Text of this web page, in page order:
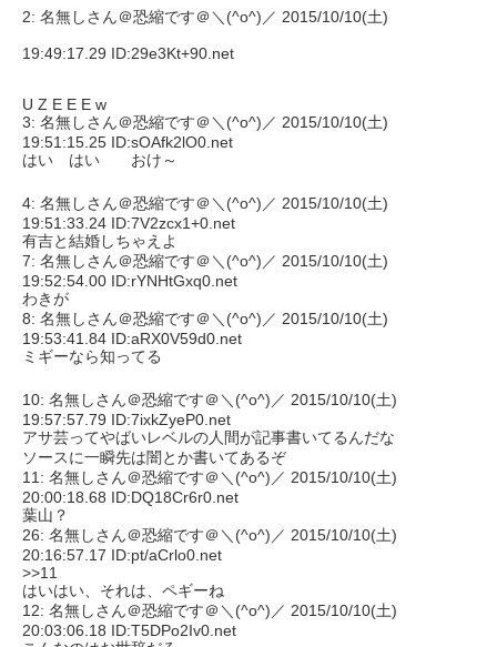
2: 名無しさん＠恐縮です＠＼(^o^)／ 2015/10/10(土)
19:49:17.29 ID:29e3Kt+90.net
U Z E E E w
3: 名無しさん＠恐縮です＠＼(^o^)／ 2015/10/10(土)
19:51:15.25 ID:sOAfk2lO0.net
はい はい おけ～
4: 名無しさん＠恐縮です＠＼(^o^)／ 2015/10/10(土)
19:51:33.24 ID:7V2zcx1+0.net
有吉と結婚しちゃえよ
7: 名無しさん＠恐縮です＠＼(^o^)／ 2015/10/10(土)
19:52:54.00 ID:rYNHtGxq0.net
わきが
8: 名無しさん＠恐縮です＠＼(^o^)／ 2015/10/10(土)
19:53:41.84 ID:aRX0V59d0.net
ミギーなら知ってる
10: 名無しさん＠恐縮です＠＼(^o^)／ 2015/10/10(土)
19:57:57.79 ID:7ixkZyeP0.net
アサ芸ってやばいレベルの人間が記事書いてるんだな
ソースに一瞬先は闇とか書いてあるぞ
11: 名無しさん＠恐縮です＠＼(^o^)／ 2015/10/10(土)
20:00:18.68 ID:DQ18Cr6r0.net
葉山？
26: 名無しさん＠恐縮です＠＼(^o^)／ 2015/10/10(土)
20:16:57.17 ID:pt/aCrlo0.net
>>11
はいはい、それは、ペギーね
12: 名無しさん＠恐縮です＠＼(^o^)／ 2015/10/10(土)
20:03:06.18 ID:T5DPo2Iv0.net